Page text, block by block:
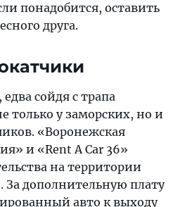
понадобится, оставить
друга.
сойдя с трапа
только у заморских, но и
«Воронежская
и «Rent A Car 36»
на территории
За дополнительную плату
авто к выходу